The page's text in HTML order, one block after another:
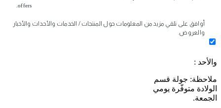
offers.
أوافق على تلقي مزيد من المعلومات حول المنتجات / الخدمات والأحداث والأخبار
والعروض.
والأحد :
ملاحظة: جولة قسم
الولادة متوفّرة يومي
الجمعة.